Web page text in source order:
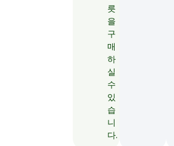
릇
을
구
매
하
실
수
있
습
니
다.